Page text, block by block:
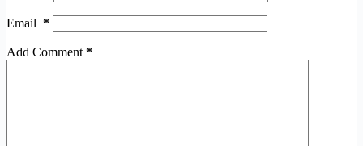
Email *
Add Comment*